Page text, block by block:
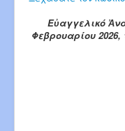
Εὐαγγελικό
Φεβρουαρίου